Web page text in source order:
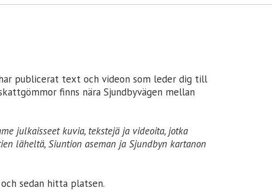
publicerat text och videon som leder dig till
finns nära Sjundbyvägen mellan
julkaisseet kuvia, tekstejä ja videoita, jotka
läheltä, Siuntion aseman ja Sjundbyn kartanon
sedan hitta platsen.